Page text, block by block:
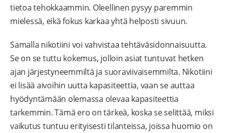
tietoa tehokkaammin. Oleellinen pysyy paremmin
mielessä, eikä fokus karkaa yhtä helposti sivuun.
Samalla nikotiini voi vahvistaa tehtäväsidonnaisuutta.
Se on se tuttu kokemus, jolloin asiat tuntuvat hetken
ajan järjestyneemmiltä ja suoraviivaisemmilta. Nikotiini
ei lisää aivoihin uutta kapasiteettia, vaan se auttaa
hyödyntämään olemassa olevaa kapasiteettia
tarkemmin. Tämä ero on tärkeä, koska se selittää, miksi
vaikutus tuntuu erityisesti tilanteissa, joissa huomio on